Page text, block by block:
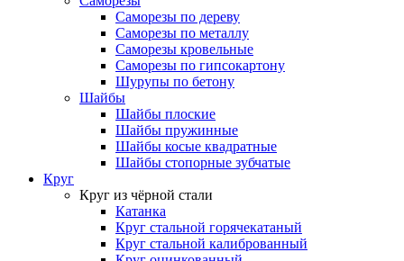
Саморезы по дереву
Саморезы по металлу
Саморезы кровельные
Саморезы по гипсокартону
Шурупы по бетону
Шайбы
Шайбы плоские
Шайбы пружинные
Шайбы косые квадратные
Шайбы стопорные зубчатые
Круг
Круг из чёрной стали
Катанка
Круг стальной горячекатаный
Круг стальной калиброванный